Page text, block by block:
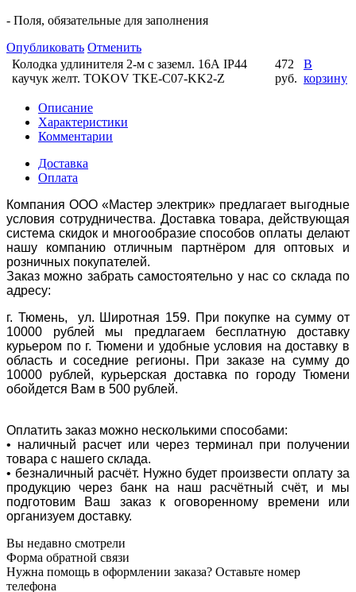
- Поля, обязательные для заполнения
Опубликовать Отменить
Колодка удлинителя 2-м с заземл. 16А IP44
каучук желт. TOKOV TKE-C07-KK2-Z
472
руб.
В
корзину
Описание
Характеристики
Комментарии
Доставка
Оплата
Компания ООО «Мастер электрик» предлагает выгодные
условия сотрудничества. Доставка товара, действующая
система скидок и многообразие способов оплаты делают
нашу компанию отличным партнёром для оптовых и
розничных покупателей.
Заказ можно забрать самостоятельно у нас со склада по
адресу:
г. Тюмень, ул. Широтная 159. При покупке на сумму от
10000 рублей мы предлагаем бесплатную доставку
курьером по г. Тюмени и удобные условия на доставку в
область и соседние регионы. При заказе на сумму до
10000 рублей, курьерская доставка по городу Тюмени
обойдется Вам в 500 рублей.
Оплатить заказ можно несколькими способами:
• наличный расчет или через терминал при получении
товара с нашего склада.
• безналичный расчёт. Нужно будет произвести оплату за
продукцию через банк на наш расчётный счёт, и мы
подготовим Ваш заказ к оговоренному времени или
организуем доставку.
Вы недавно смотрели
Форма обратной связи
Нужна помощь в оформлении заказа? Оставьте номер
телефона